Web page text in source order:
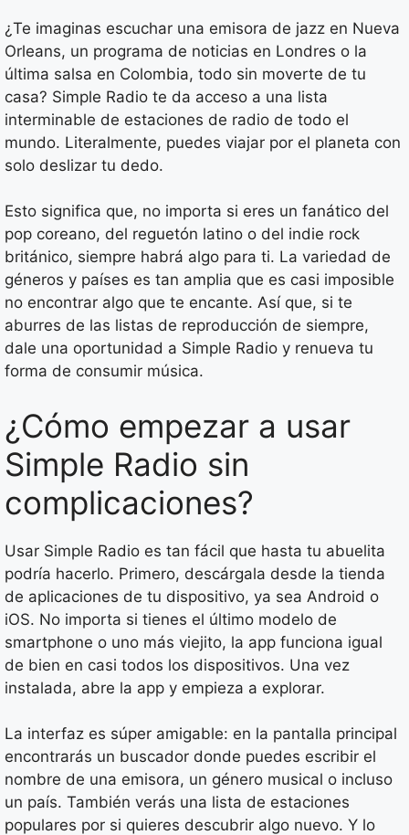
¿Te imaginas escuchar una emisora de jazz en Nueva
Orleans, un programa de noticias en Londres o la
última salsa en Colombia, todo sin moverte de tu
casa? Simple Radio te da acceso a una lista
interminable de estaciones de radio de todo el
mundo. Literalmente, puedes viajar por el planeta con
solo deslizar tu dedo.
Esto significa que, no importa si eres un fanático del
pop coreano, del reguetón latino o del indie rock
británico, siempre habrá algo para ti. La variedad de
géneros y países es tan amplia que es casi imposible
no encontrar algo que te encante. Así que, si te
aburres de las listas de reproducción de siempre,
dale una oportunidad a Simple Radio y renueva tu
forma de consumir música.
¿Cómo empezar a usar
Simple Radio sin
complicaciones?
Usar Simple Radio es tan fácil que hasta tu abuelita
podría hacerlo. Primero, descárgala desde la tienda
de aplicaciones de tu dispositivo, ya sea Android o
iOS. No importa si tienes el último modelo de
smartphone o uno más viejito, la app funciona igual
de bien en casi todos los dispositivos. Una vez
instalada, abre la app y empieza a explorar.
La interfaz es súper amigable: en la pantalla principal
encontrarás un buscador donde puedes escribir el
nombre de una emisora, un género musical o incluso
un país. También verás una lista de estaciones
populares por si quieres descubrir algo nuevo. Y lo